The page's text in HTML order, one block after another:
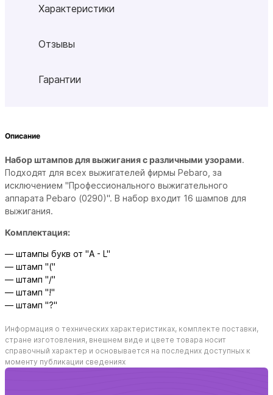
Характеристики
Отзывы
Гарантии
Описание
Набор штампов для выжигания с различными узорами.
Подходят для всех выжигателей фирмы Pebaro, за
исключением "Профессионального выжигательного
аппарата Pebaro (0290)". В набор входит 16 шампов для
выжигания.
Комплектация:
— штампы букв от "A - L"
— штамп "("
— штамп "/"
— штамп "!"
— штамп "?"
Информация о технических характеристиках, комплекте поставки,
стране изготовления, внешнем виде и цвете товара носит
справочный характер и основывается на последних доступных к
моменту публикации сведениях